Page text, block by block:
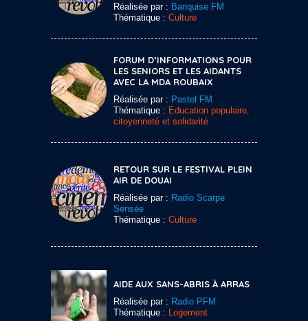
Réalisée par : Banquise FM
Thématique : Culture
FORUM D’INFORMATIONS POUR
LES SENIORS ET LES AIDANTS
AVEC LA MDA ROUBAIX
Réalisée par : Pastel FM
Thématique : Education populaire,
citoyenneté et solidarité
RETOUR SUR LE FESTIVAL PLEIN
AIR DE DOUAI
Réalisée par : Radio Scarpe
Sensée
Thématique : Culture
AIDE AUX SANS-ABRIS À ARRAS
Réalisée par : Radio PFM
Thématique :
Logement